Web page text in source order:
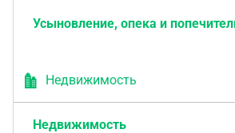
Усыновление, опека и
Недвижимость
Недвижимость